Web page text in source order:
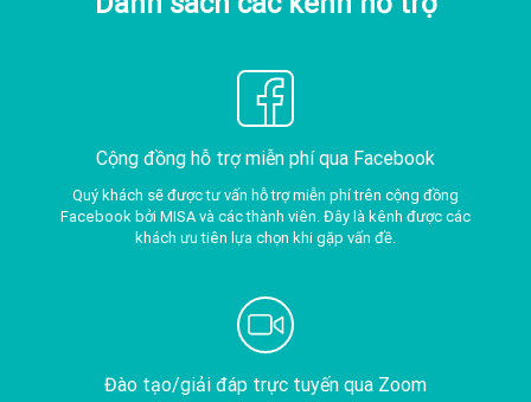
Cộng đồng hỗ trợ miễn phí qua Facebook
Quý khách sẽ được tư vấn hỗ trợ miễn phí trên cộng đồng
Facebook bởi MISA và các thành viên. Đây là kênh được các
khách ưu tiên lựa chọn khi gặp vấn đề.
Đào tạo/giải đáp trực tuyến qua Zoom